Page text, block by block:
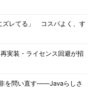
ズレてる」 コスパよく、す
実装・ライセンス回避が招
を問い直す――Javaらしさ